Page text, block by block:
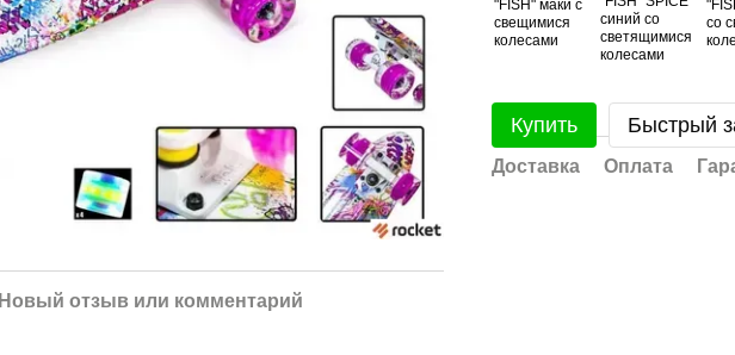
Новый отзыв или комментарий
Купить Быстрый
Доставка Оплата